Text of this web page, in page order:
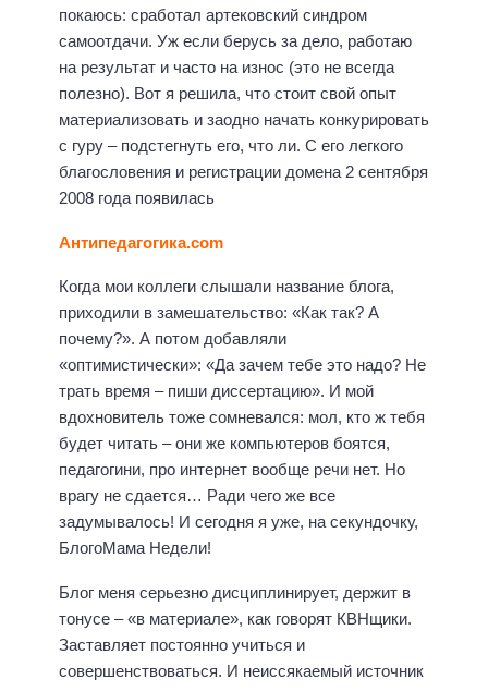
покаюсь: сработал артековский синдром
самоотдачи. Уж если берусь за дело, работаю
на результат и часто на износ (это не всегда
полезно). Вот я решила, что стоит свой опыт
материализовать и заодно начать конкурировать
с гуру – подстегнуть его, что ли. С его легкого
благословения и регистрации домена 2 сентября
2008 года появилась
Антипедагогика.com
Когда мои коллеги слышали название блога,
приходили в замешательство: «Как так? А
почему?». А потом добавляли
«оптимистически»: «Да зачем тебе это надо? Не
трать время – пиши диссертацию». И мой
вдохновитель тоже сомневался: мол, кто ж тебя
будет читать – они же компьютеров боятся,
педагогини, про интернет вообще речи нет. Но
врагу не сдается… Ради чего же все
задумывалось! И сегодня я уже, на секундочку,
БлогоМама Недели!
Блог меня серьезно дисциплинирует, держит в
тонусе – «в материале», как говорят КВНщики.
Заставляет постоянно учиться и
совершенствоваться. И неиссякаемый источник